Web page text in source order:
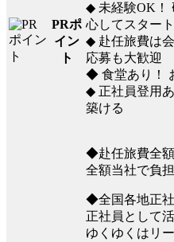
PRポ
イン
ト
◆ 未経験OK！
心してスター
◆ 赴任旅費は
応募も大歓迎
◆ 食堂あり！
◆ 正社員登用
築ける
◆赴任旅費全
全額当社で負
◆全国各地正
正社員として
ゆくゆくはリ